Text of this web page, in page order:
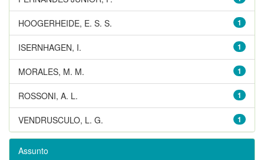
1
HOOGERHEIDE, E. S. S.
1
ISERNHAGEN, I.
1
MORALES, M. M.
1
ROSSONI, A. L.
1
VENDRUSCULO, L. G.
Assunto